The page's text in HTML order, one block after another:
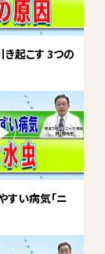
起こす 3つの
すい病気「ニ